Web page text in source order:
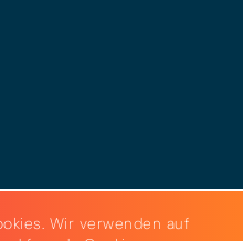
Wir verwenden auf